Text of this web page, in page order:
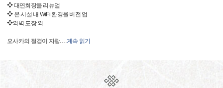
❖ 대연회장을 리뉴얼
❖ 본 시설 내 WiFi 환경을 버전 업
❖외벽 도장 외
오사카의 절경이 자랑.…계속 읽기